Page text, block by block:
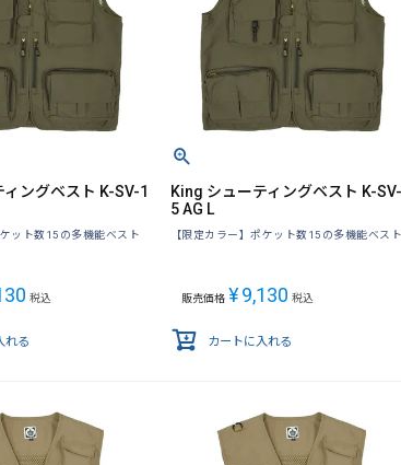
ングベスト K-SV-1
ット数15の多機能ベスト
税込
れる
King シューティングベスト K-
5 AG L
【限定カラー】ポケット数15の多機能ベスト
販売価格 ¥9,130 税込
カートに入れる